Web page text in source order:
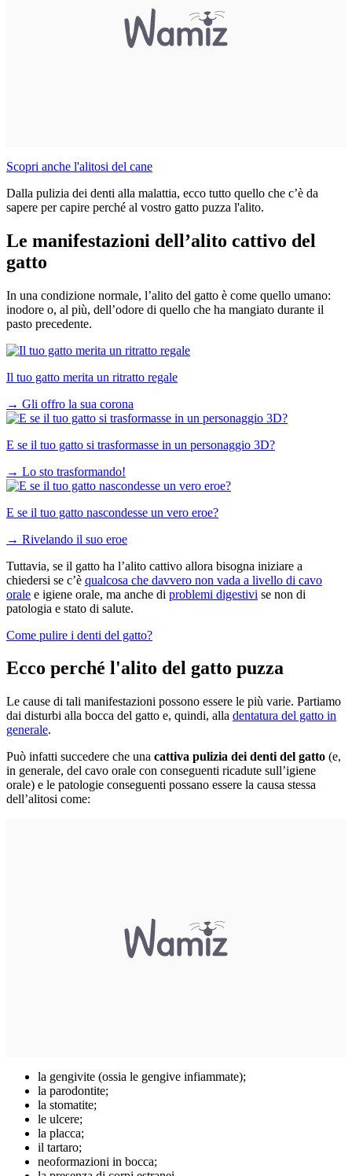
Scopri anche l'alitosi del cane
Dalla pulizia dei denti alla malattia, ecco tutto quello che c’è da
sapere per capire perché al vostro gatto puzza l'alito.
Le manifestazioni dell’alito cattivo del
gatto
In una condizione normale, l’alito del gatto è come quello umano:
inodore o, al più, dell’odore di quello che ha mangiato durante il
pasto precedente.
Il tuo gatto merita un ritratto regale
→ Gli offro la sua corona
E se il tuo gatto si trasformasse in un personaggio 3D?
→ Lo sto trasformando!
E se il tuo gatto nascondesse un vero eroe?
→ Rivelando il suo eroe
Tuttavia, se il gatto ha l’alito cattivo allora bisogna iniziare a
chiedersi se c’è qualcosa che davvero non vada a livello di cavo
orale e igiene orale, ma anche di problemi digestivi se non di
patologia e stato di salute.
Come pulire i denti del gatto?
Ecco perché l'alito del gatto puzza
Le cause di tali manifestazioni possono essere le più varie. Partiamo
dai disturbi alla bocca del gatto e, quindi, alla dentatura del gatto in
generale.
Può infatti succedere che una cattiva pulizia dei denti del gatto (e,
in generale, del cavo orale con conseguenti ricadute sull’igiene
orale) e le patologie conseguenti possano essere la causa stessa
dell’alitosi come:
la gengivite (ossia le gengive infiammate);
la parodontite;
la stomatite;
le ulcere;
la placca;
il tartaro;
neoformazioni in bocca;